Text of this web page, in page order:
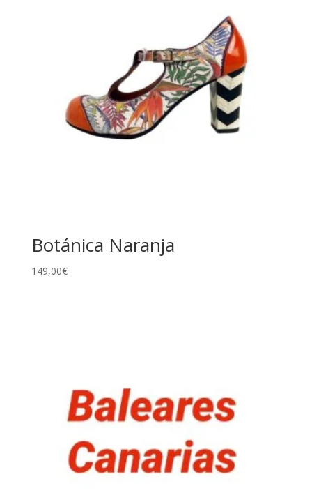
Botánica Naranja
149,00€